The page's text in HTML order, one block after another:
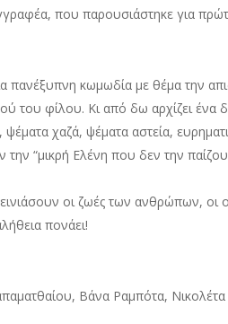
που παρουσιάστηκε για
πανέξυπνη κωμωδία με θέμα την
του φίλου. Κι από δω αρχίζει ένα
χαζά, ψέματα αστεία,
την “μικρή Ελένη που δεν την
οι ζωές των ανθρώπων, οι
πονάει!
Βάνα Ραμπότα, Νικολέτα